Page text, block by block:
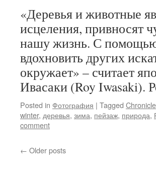
«Деревья и животные
исцеления, привносят
нашу жизнь. С
вдохновить других
окружает» – считает
Ивасаки (Roy Iwasaki).
Posted in Фотография | Tagged
winter, деревья, зима, пейзаж, природа,
comment
← Older posts